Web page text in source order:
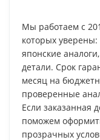
Мы работаем с
которых
японские
детали. Срок
месяц на
проверенные
Если заказанная
поможем
прозрачных